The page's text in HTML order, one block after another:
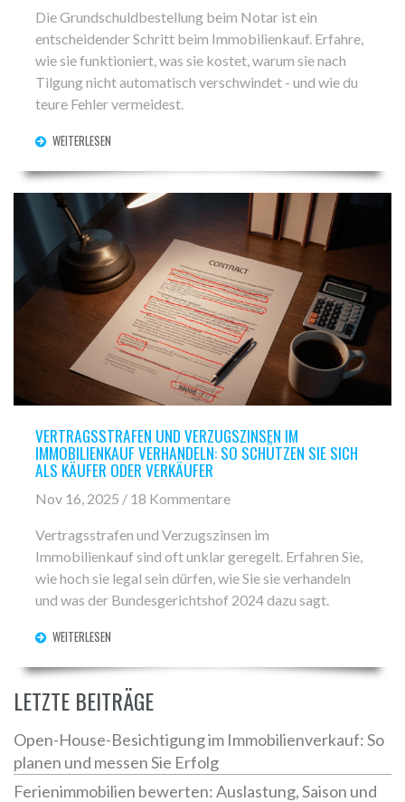
Die Grundschuldbestellung beim Notar ist ein
entscheidender Schritt beim Immobilienkauf. Erfahre,
wie sie funktioniert, was sie kostet, warum sie nach
Tilgung nicht automatisch verschwindet - und wie du
teure Fehler vermeidest.
WEITERLESEN
VERTRAGSSTRAFEN UND VERZUGSZINSEN IM
IMMOBILIENKAUF VERHANDELN: SO SCHÜTZEN SIE SICH
ALS KÄUFER ODER VERKÄUFER
Nov 16, 2025 / 18 Kommentare
Vertragsstrafen und Verzugszinsen im
Immobilienkauf sind oft unklar geregelt. Erfahren Sie,
wie hoch sie legal sein dürfen, wie Sie sie verhandeln
und was der Bundesgerichtshof 2024 dazu sagt.
WEITERLESEN
LETZTE BEITRÄGE
Open-House-Besichtigung im Immobilienverkauf: So
planen und messen Sie Erfolg
Ferienimmobilien bewerten: Auslastung, Saison und